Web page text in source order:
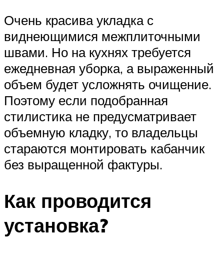
Очень красива укладка с
виднеющимися межплиточными
швами. Но на кухнях требуется
ежедневная уборка, а выраженный
объем будет усложнять очищение.
Поэтому если подобранная
стилистика не предусматривает
объемную кладку, то владельцы
стараются монтировать кабанчик
без выращенной фактуры.
Как проводится
установка?